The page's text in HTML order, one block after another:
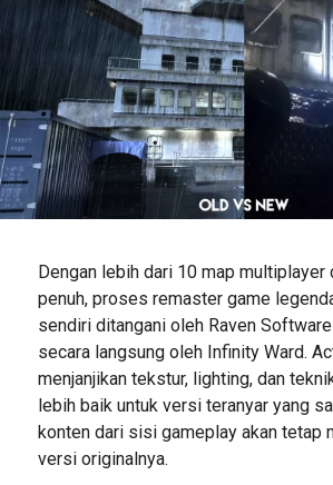
Dengan lebih dari 10 map multiplayer
penuh, proses remaster game
sendiri ditangani oleh Raven
secara langsung oleh Infinity Ward.
menjanjikan tekstur, lighting, dan
lebih baik untuk versi teranyar yang
konten dari sisi gameplay akan tetap
versi originalnya.